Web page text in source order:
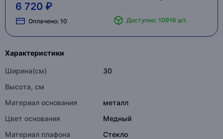
6 720 ₽
Оплачено: 10 Доступно: 10916 шт.
Характеристики
Ширина(см)
30
Высота, см
Материал основания
металл
Цвет основания
Медный
Материал плафона
Стекло